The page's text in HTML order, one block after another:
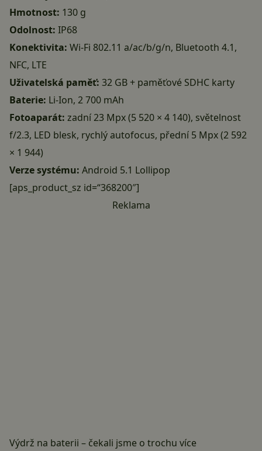
Hmotnost: 130 g
Odolnost: IP68
Konektivita: Wi-Fi 802.11 a/ac/b/g/n, Bluetooth 4.1,
NFC, LTE
Uživatelská paměť: 32 GB + paměťové SDHC karty
Baterie: Li-Ion, 2 700 mAh
Fotoaparát: zadní 23 Mpx (5 520 × 4 140), světelnost
f/2.3, LED blesk, rychlý autofocus, přední 5 Mpx (2 592
× 1 944)
Verze systému: Android 5.1 Lollipop
[aps_product_sz id=“368200″]
Reklama
Výdrž na baterii – čekali jsme o trochu více